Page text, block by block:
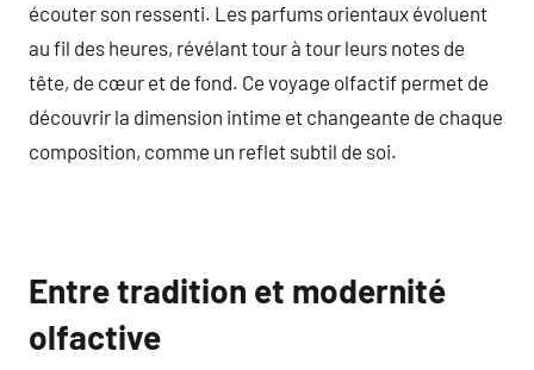
écouter son ressenti. Les parfums orientaux évoluent
au fil des heures, révélant tour à tour leurs notes de
tête, de cœur et de fond. Ce voyage olfactif permet de
découvrir la dimension intime et changeante de chaque
composition, comme un reflet subtil de soi.
Entre tradition et modernité
olfactive